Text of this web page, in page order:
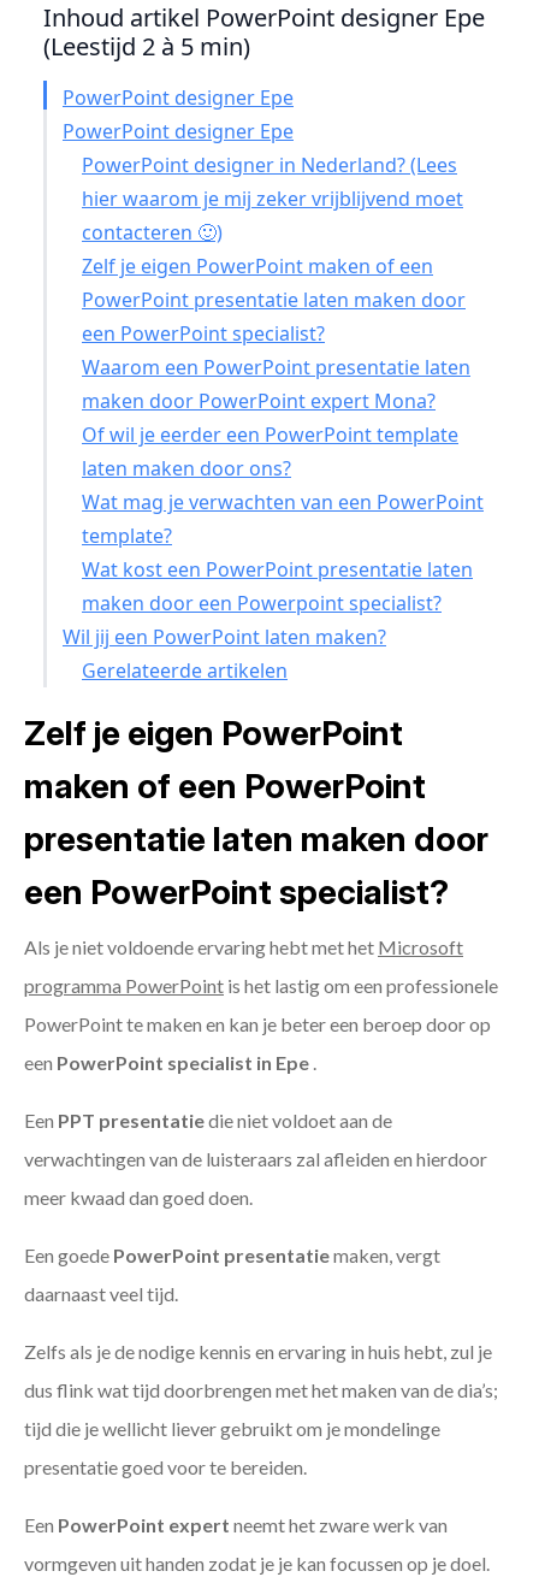
Inhoud artikel PowerPoint designer Epe
(Leestijd 2 à 5 min)
PowerPoint designer Epe
PowerPoint designer Epe
PowerPoint designer in Nederland? (Lees
hier waarom je mij zeker vrijblijvend moet
contacteren 🙂)
Zelf je eigen PowerPoint maken of een
PowerPoint presentatie laten maken door
een PowerPoint specialist?
Waarom een PowerPoint presentatie laten
maken door PowerPoint expert Mona?
Of wil je eerder een PowerPoint template
laten maken door ons?
Wat mag je verwachten van een PowerPoint
template?
Wat kost een PowerPoint presentatie laten
maken door een Powerpoint specialist?
Wil jij een PowerPoint laten maken?
Gerelateerde artikelen
Zelf je eigen PowerPoint
maken of een PowerPoint
presentatie laten maken door
een PowerPoint specialist?
Als je niet voldoende ervaring hebt met het Microsoft
programma PowerPoint is het lastig om een professionele
PowerPoint te maken en kan je beter een beroep door op
een PowerPoint specialist in Epe .
Een PPT presentatiedie niet voldoet aan de
verwachtingen van de luisteraars zal afleiden en hierdoor
meer kwaad dan goed doen.
Een goede PowerPoint presentatiemaken, vergt
daarnaast veel tijd.
Zelfs als je de nodige kennis en ervaring in huis hebt, zul je
dus flink wat tijd doorbrengen met het maken van de dia’s;
tijd die je wellicht liever gebruikt om je mondelinge
presentatie goed voor te bereiden.
Een PowerPoint expert neemt het zware werk van
vormgeven uit handen zodat je je kan focussen op je doel.